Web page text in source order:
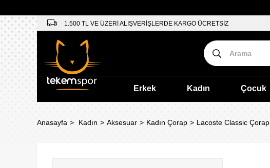
1.500 TL VE ÜZERİ ALIŞVERİŞLERDE KARGO ÜCRETSİZ
Erkek Kadın Çocuk
Anasayfa Kadın Aksesuar Kadın Çorap Lacoste Classic Çorap